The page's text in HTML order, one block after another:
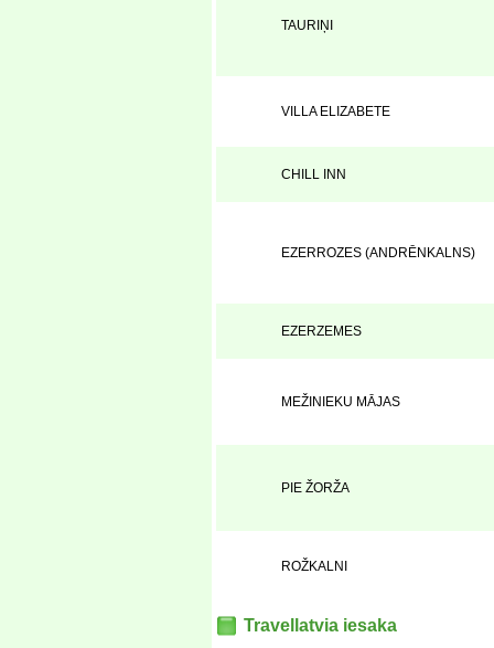
TAURIŅI
VILLA ELIZABETE
CHILL INN
EZERROZES (ANDRĒNKALNS)
EZERZEMES
MEŽINIEKU MĀJAS
PIE ŽORŽA
ROŽKALNI
Travellatvia iesaka